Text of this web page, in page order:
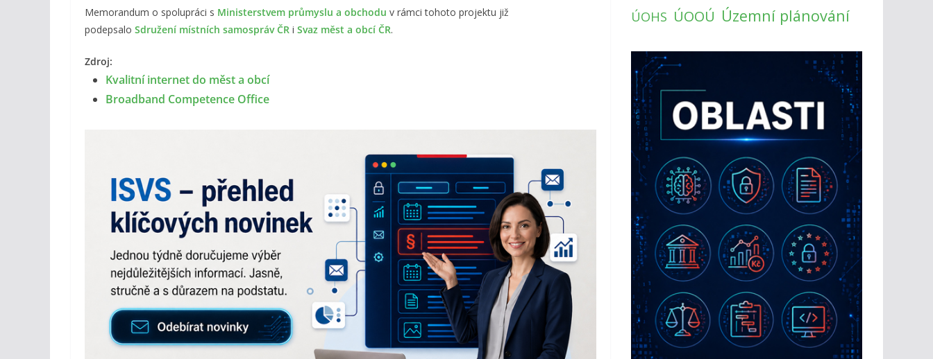
Memorandum o spolupráci s Ministerstvem průmyslu a obchodu v rámci tohoto projektu již
podepsalo Sdružení místních samospráv ČR i Svaz měst a obcí ČR.
Zdroj:
Kvalitní internet do měst a obcí
Broadband Competence Office
ÚOHS ÚOOÚ Územní plánování